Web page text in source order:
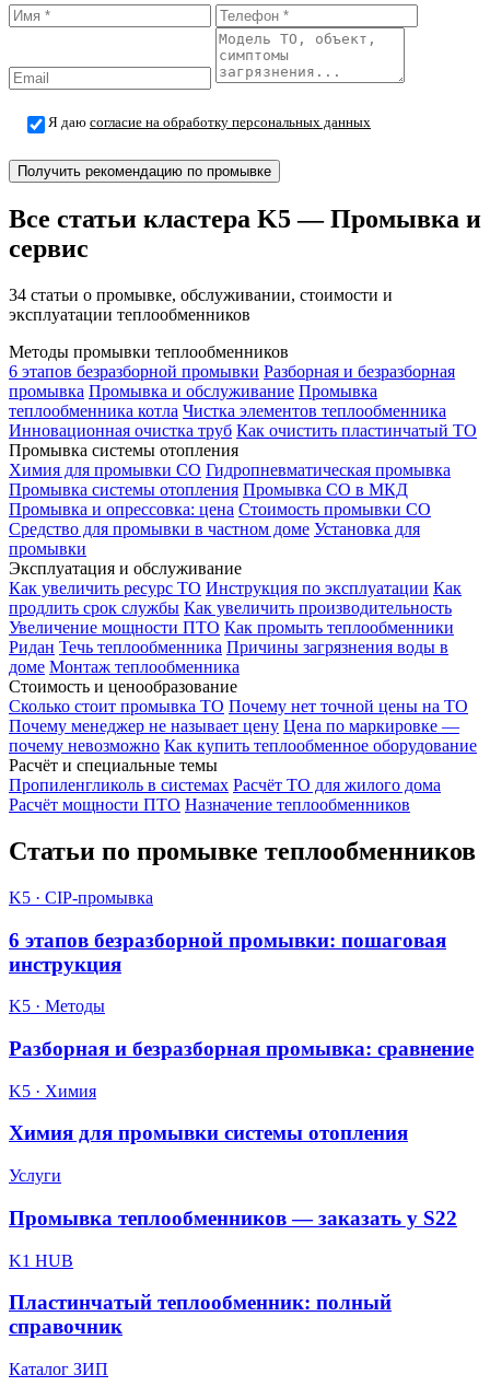
Я даю согласие на обработку персональных данных
Получить рекомендацию по промывке
Все статьи кластера K5 — Промывка и
сервис
34 статьи о промывке, обслуживании, стоимости и
эксплуатации теплообменников
Методы промывки теплообменников
6 этапов безразборной промывки Разборная и безразборная
промывка Промывка и обслуживание Промывка
теплообменника котла Чистка элементов теплообменника
Инновационная очистка труб Как очистить пластинчатый ТО
Промывка системы отопления
Химия для промывки СО Гидропневматическая промывка
Промывка системы отопления Промывка СО в МКД
Промывка и опрессовка: цена Стоимость промывки СО
Средство для промывки в частном доме Установка для
промывки
Эксплуатация и обслуживание
Как увеличить ресурс ТО Инструкция по эксплуатации Как
продлить срок службы Как увеличить производительность
Увеличение мощности ПТО Как промыть теплообменники
Ридан Течь теплообменника Причины загрязнения воды в
доме Монтаж теплообменника
Стоимость и ценообразование
Сколько стоит промывка ТО Почему нет точной цены на ТО
Почему менеджер не называет цену Цена по маркировке —
почему невозможно Как купить теплообменное оборудование
Расчёт и специальные темы
Пропиленгликоль в системах Расчёт ТО для жилого дома
Расчёт мощности ПТО Назначение теплообменников
Статьи по промывке теплообменников
K5 · CIP-промывка
6 этапов безразборной промывки: пошаговая
инструкция
K5 · Методы
Разборная и безразборная промывка: сравнение
K5 · Химия
Химия для промывки системы отопления
Услуги
Промывка теплообменников — заказать у S22
K1 HUB
Пластинчатый теплообменник: полный
справочник
Каталог ЗИП